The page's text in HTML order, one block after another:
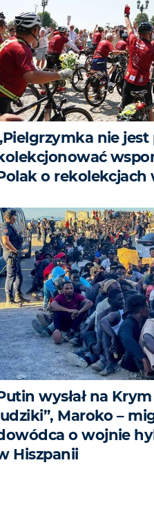
nie jest
o rekolekcjach
wysłał na
Maroko –
o wojnie
Hiszpanii